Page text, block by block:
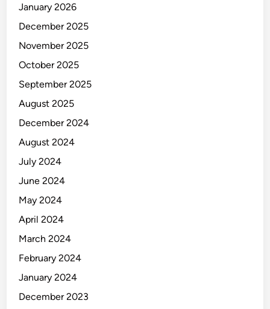
January 2026
December 2025
November 2025
October 2025
September 2025
August 2025
December 2024
August 2024
July 2024
June 2024
May 2024
April 2024
March 2024
February 2024
January 2024
December 2023